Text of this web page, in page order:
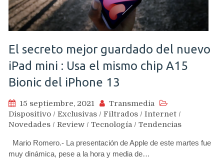
El secreto mejor guardado del nuevo
iPad mini : Usa el mismo chip A15
Bionic del iPhone 13
15 septiembre, 2021
Transmedia
Dispositivo / Exclusivas / Filtrados / Internet /
Novedades / Review / Tecnología / Tendencias
Mario Romero.- La presentación de Apple de este martes fue
muy dinámica, pese a la hora y media de…